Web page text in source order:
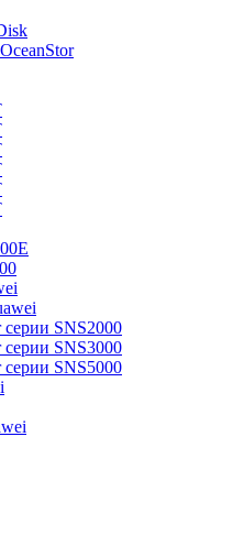
SNS2000
SNS3000
SNS5000